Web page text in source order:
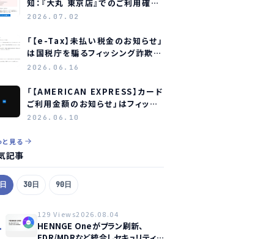
知：『大丸 東京店』でのご利用確認
をお願いします」はフィッシング詐
2026.07.02
「【e-Tax】未払い税金のお知らせ」
は国税庁を騙るフィッシング詐欺
― 見分け方と対処法
2026.06.16
「【AMERICAN EXPRESS】カード
ご利用金額のお知らせ」はフィッシ
ング詐欺メール ― アメリカン・エ
け方
2026.06.10
と見る
記事
30日 90日
129 Views2026.08.04
HENNGE Oneがプラン刷新、